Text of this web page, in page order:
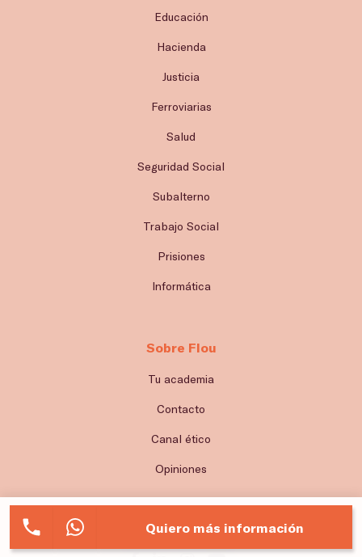
Educación
Hacienda
Justicia
Ferroviarias
Salud
Seguridad Social
Subalterno
Trabajo Social
Prisiones
Informática
Sobre Flou
Tu academia
Contacto
Canal ético
Opiniones
Síguenos
Quiero más información